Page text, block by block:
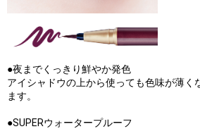
●夜までくっきり鮮やか発色
アイシャドウの上から使っても色味が薄く
ます。
●SUPERウォータープルーフ